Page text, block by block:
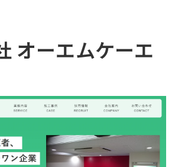
オーエムケーエ